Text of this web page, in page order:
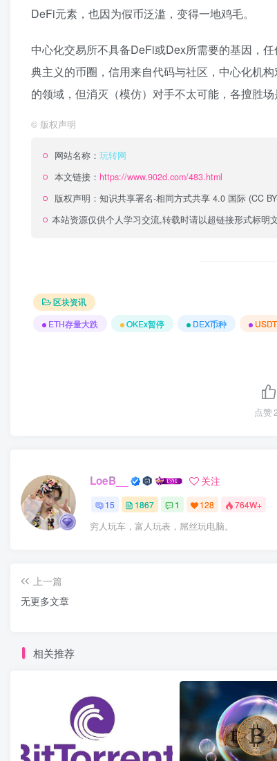
DeFi元素，也因为假币泛滥，变得一地鸡毛。
中心化交易所不具备DeFi或Dex所需要的基因，
典主义的币圈，信用来自代码与社区，中心化机
的领域，但消灭（模仿）对手不太可能，各擅胜场
© 版权声明
网站名称： 玩转网
本文链接： https://www.902d.com/483.html
版权声明： 知识共享署名-相同方式共享 4.0 国际 (CC
本站资源仅供个人学习交流,转载时请以超链接形式标明
区块资讯
ETH存量大跌
OKEx暂停 DEX币种 USDT
点赞
LoeB__ 关注
15 1867 1 128 764W+
穷人玩车，富人玩表，屌丝玩电脑。
上一篇
无更多文章
相关推荐